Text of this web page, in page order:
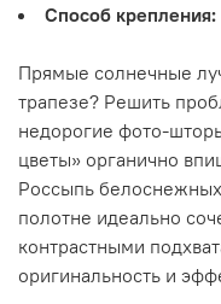
Способ крепления:
Прямые солнечные
трапезе? Решить
недорогие фото-
цветы» органично
Россыпь
полотне идеально
контрастными
оригинальность и